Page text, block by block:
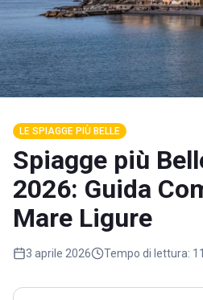
LE SPIAGGE PIÙ BELLE
Spiagge più
2026: Guida
Mare Ligure
3 aprile 2026 Tempo di lettura: